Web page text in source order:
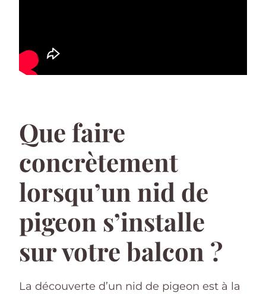
Que faire
concrètement
lorsqu’un nid de
pigeon s’installe
sur votre balcon ?
La découverte d’un nid de pigeon est à la